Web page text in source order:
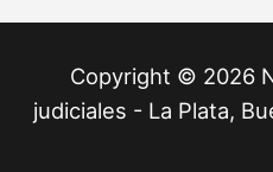
Copyright © 2026
judiciales - La Plata,